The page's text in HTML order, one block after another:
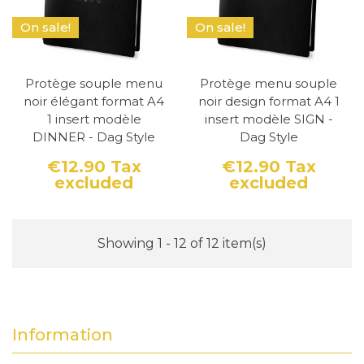
Information
On sale!
Protège souple menu
noir élégant format A4
1 insert modèle
DINNER - Dag Style
Price
€12.90 Tax
excluded
On sale!
Protège menu souple
noir design format A4 1
insert modèle SIGN -
Dag Style
Price
€12.90 Tax
excluded
Showing 1 - 12 of 12 item(s)